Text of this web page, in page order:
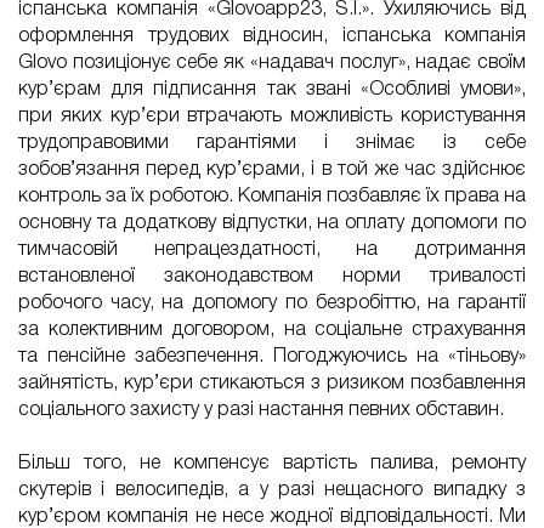
іспанська компанія «Glovoapp23, S.l.». Ухиляючись від
оформлення трудових відносин, іспанська компанія
Glovo позиціонує себе як «надавач послуг», надає своїм
кур’єрам для підписання так звані «Особливі умови»,
при яких кур’єри втрачають можливість користування
трудоправовими гарантіями і знімає із себе
зобов’язання перед кур’єрами, і в той же час здійснює
контроль за їх роботою. Компанія позбавляє їх права на
основну та додаткову відпустки, на оплату допомоги по
тимчасовій непрацездатності, на дотримання
встановленої законодавством норми тривалості
робочого часу, на допомогу по безробіттю, на гарантії
за колективним договором, на соціальне страхування
та пенсійне забезпечення. Погоджуючись на «тіньову»
зайнятість, кур’єри стикаються з ризиком позбавлення
соціального захисту у разі настання певних обставин.
Більш того, не компенсує вартість палива, ремонту
скутерів і велосипедів, а у разі нещасного випадку з
кур’єром компанія не несе жодної відповідальності. Ми